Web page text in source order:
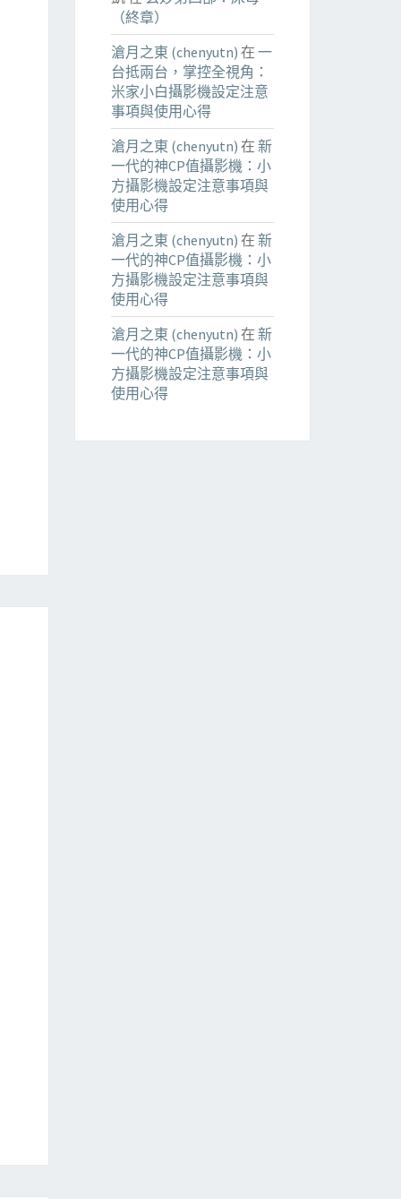
（終章）
滄月之東 (chenyutn) 在 一
台抵兩台，掌控全視角：
米家小白攝影機設定注意
事項與使用心得
滄月之東 (chenyutn) 在 新
一代的神CP值攝影機：小
方攝影機設定注意事項與
使用心得
滄月之東 (chenyutn) 在 新
一代的神CP值攝影機：小
方攝影機設定注意事項與
使用心得
滄月之東 (chenyutn) 在 新
一代的神CP值攝影機：小
方攝影機設定注意事項與
使用心得